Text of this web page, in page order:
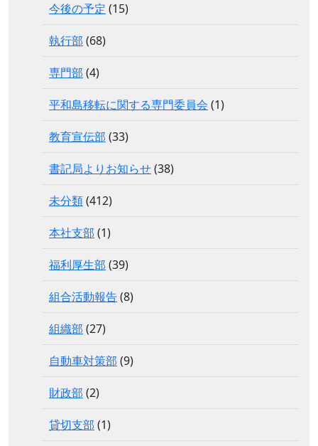
今後の予定 (15)
執行部 (68)
専門部 (4)
平和島移転に関する専門委員会 (1)
教育宣伝部 (33)
書記局よりお知らせ(38)
未分類(412)
本社支部 (1)
福利厚生部 (39)
組合活動報告(8)
組織部 (27)
自動車対策部 (9)
財政部 (2)
貸切支部 (1)